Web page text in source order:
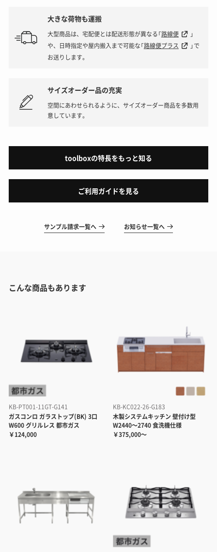
大きな荷物も運搬
大型商品は、宅配便とは配送形態が異なる「路線便
」
や、日時指定や屋内搬入まで可能な「路線便プラス
」で
お送りします。
サイズオーダー品の充実
空間にあわせられるように、サイズオーダー商品を多数用
意しています。
toolboxの特長をもっと知る
ご利用ガイドを見る
サンプル請求一覧へ お知らせ一覧へ
こんな商品もあります
KB-PT001-11GT-G141
ガスコンロ ガラストップ(BK) 3口
W600 グリルレス 都市ガス
￥124,000
KB-KC022-26-G183
木製システムキッチン 壁付け型
W2440～2740 食洗機仕様
￥375,000～